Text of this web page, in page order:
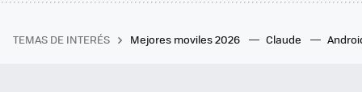
TEMAS DE INTERÉS Mejores moviles 2026 Claude